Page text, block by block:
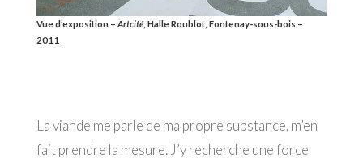
Vue d’exposition – Artcité, Halle Roublot, Fontenay-sous-bois –
2011
La viande me parle de ma propre substance, m’en
fait prendre la mesure. J’y recherche une force